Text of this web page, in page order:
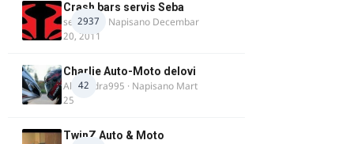
2937
Crash bars servis Seba
seba011 · Napisano Decembar
20, 2011
42
Charlie Auto-Moto delovi
Alexandra995 · Napisano Mart
25
TwinZ Auto & Moto